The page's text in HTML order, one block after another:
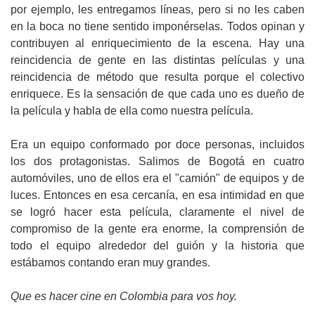
por ejemplo, les entregamos líneas, pero si no les caben
en la boca no tiene sentido imponérselas. Todos opinan y
contribuyen al enriquecimiento de la escena. Hay una
reincidencia de gente en las distintas películas y una
reincidencia de método que resulta porque el colectivo
enriquece. Es la sensación de que cada uno es dueño de
la película y habla de ella como nuestra película.
Era un equipo conformado por doce personas, incluidos
los dos protagonistas. Salimos de Bogotá en cuatro
automóviles, uno de ellos era el "camión" de equipos y de
luces. Entonces en esa cercanía, en esa intimidad en que
se logró hacer esta película, claramente el nivel de
compromiso de la gente era enorme, la comprensión de
todo el equipo alrededor del guión y la historia que
estábamos contando eran muy grandes.
Que es hacer cine en Colombia para vos hoy.